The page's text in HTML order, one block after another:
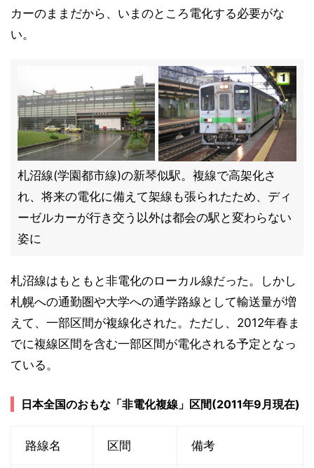
カーのままだから、いまのところ電化する必要がな
い。
札沼線(学園都市線)の新琴似駅。複線で高架化さ
れ、将来の電化に備えて架線も張られたため、ディ
ーゼルカーが行き交う以外は都会の駅と変わらない
姿に
札沼線はもともと非電化のローカル線だった。しかし
札幌への通勤圏や大学への通学路線として輸送量が増
えて、一部区間が複線化された。ただし、2012年春ま
でに複線区間を含む一部区間が電化される予定となっ
ている。
日本全国のおもな「非電化複線」区間(2011年9月現在)
路線名 区間 備考